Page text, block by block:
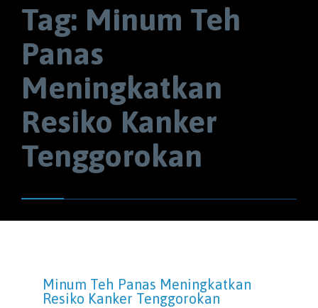
Tag: Minum Teh
Panas
Meningkatkan
Resiko Kanker
Tenggorokan
Minum Teh Panas Meningkatkan
Resiko Kanker Tenggorokan